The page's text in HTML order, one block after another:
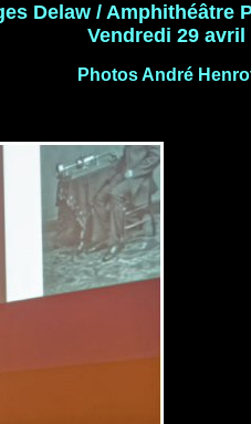
Delaw / Amphithéâtre
Vendredi 29 avril
Photos André